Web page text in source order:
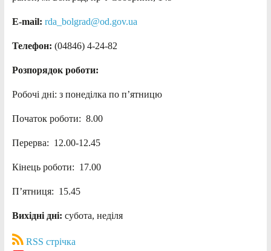
E-mail: rda_bolgrad@od.gov.ua
Телефон: (04846) 4-24-82
Розпорядок роботи:
Робочі дні: з понеділка по п’ятницю
Початок роботи: 8.00
Перерва: 12.00-12.45
Кінець роботи: 17.00
П’ятниця: 15.45
Вихідні дні: субота, неділя
RSS стрічка